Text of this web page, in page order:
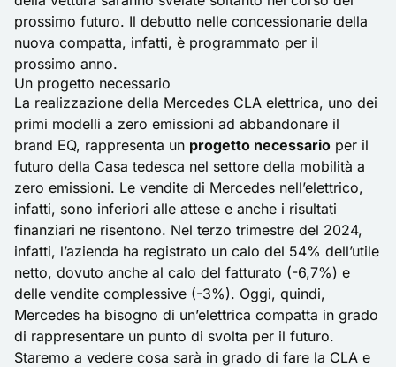
prossimo futuro. Il debutto nelle concessionarie della
nuova compatta, infatti, è programmato per il
prossimo anno.
Un progetto necessario
La realizzazione della Mercedes CLA elettrica, uno dei
primi modelli a zero emissioni ad abbandonare il
brand EQ, rappresenta un progetto necessario per il
futuro della Casa tedesca nel settore della mobilità a
zero emissioni. Le vendite di Mercedes nell’elettrico,
infatti, sono inferiori alle attese e anche i risultati
finanziari ne risentono. Nel terzo trimestre del 2024,
infatti, l’azienda ha registrato un calo del 54% dell’utile
netto, dovuto anche al calo del fatturato (-6,7%) e
delle vendite complessive (-3%). Oggi, quindi,
Mercedes ha bisogno di un’elettrica compatta in grado
di rappresentare un punto di svolta per il futuro.
Staremo a vedere cosa sarà in grado di fare la CLA e